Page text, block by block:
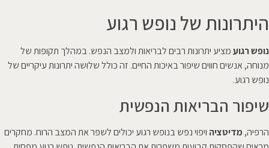
היתרונות של נופש רגוע
נופש רגועמציע יתרונות רבים לבריאות ולמצב הנפש. במהלך תקופות של
מנוחה, אנשים חווים שיפור באיכות החיים. זה כולל שלושה יתרונות עיקריים של
נופש רגוע.
שיפור הבריאות הנפשית
הרפיה, מדיטציה ויפוי נפש בנופש רגוע יכולים לשפר את המצב הרוח. מחקרים